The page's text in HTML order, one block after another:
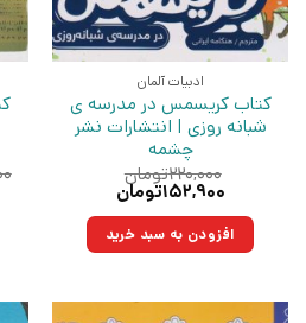
ادبیات آلمان
کتاب کریسمس در مدرسه ی
شبانه روزی | انتشارات نشر
چشمه
۲۲۰,۰۰۰تومان
قیمت
۲۲۰,۰۰۰تومان
بود.
۱۵۲,۹۰۰تومان
۱۵۲,۹۰۰تومان.افزودن به سبد خرید